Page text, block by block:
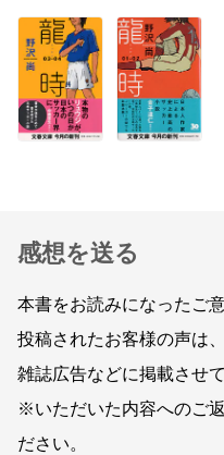
感想を送る
本書をお読みになったご
投稿されたお客様の声は
雑誌広告などに掲載させ
※いただいた内容へのご
ださい。